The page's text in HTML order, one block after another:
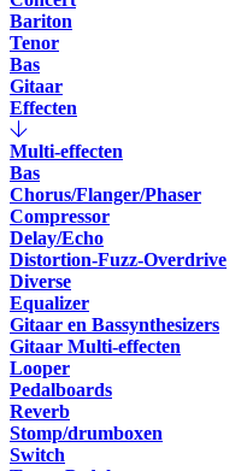
Bariton
Tenor
Bas
Gitaar
Effecten
Multi-effecten
Bas
Chorus/Flanger/Phaser
Compressor
Delay/Echo
Distortion-Fuzz-Overdrive
Diverse
Equalizer
Gitaar en Bassynthesizers
Gitaar Multi-effecten
Looper
Pedalboards
Reverb
Stomp/drumboxen
Switch